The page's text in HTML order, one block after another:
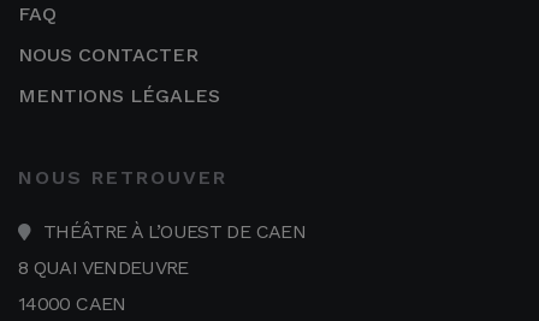
FAQ
NOUS CONTACTER
MENTIONS LÉGALES
NOUS RETROUVER
THÉÂTRE À L’OUEST DE CAEN
8 QUAI VENDEUVRE
14000 CAEN